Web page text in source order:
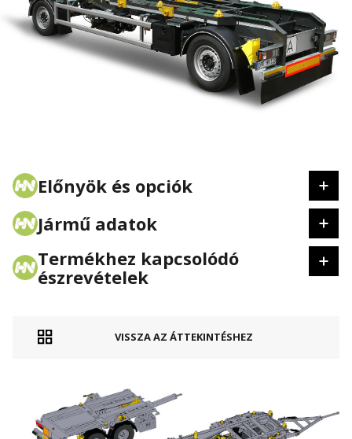
Előnyök és opciók
Jármű adatok
Termékhez kapcsolódó
észrevételek
VISSZA AZ ÁTTEKINTÉSHEZ